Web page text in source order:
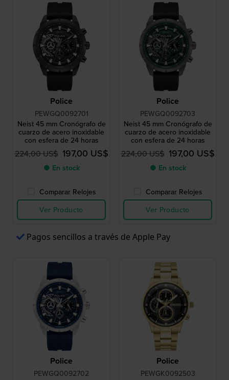
Police
PEWGQ0092701
Neist 45 mm Cronógrafo de
cuarzo de acero inoxidable
con esfera de 24 horas
224,00 US$ 197,00 US$
● En stock
Comparar Relojes
Ver Producto
Police
PEWGQ0092703
Neist 45 mm Cronógrafo de
cuarzo de acero inoxidable
con esfera de 24 horas
224,00 US$ 197,00 US$
● En stock
Comparar Relojes
Ver Producto
Pagos sencillos a través de Apple Pay
Police
PEWGQ0092702
Police
PEWGK0092503